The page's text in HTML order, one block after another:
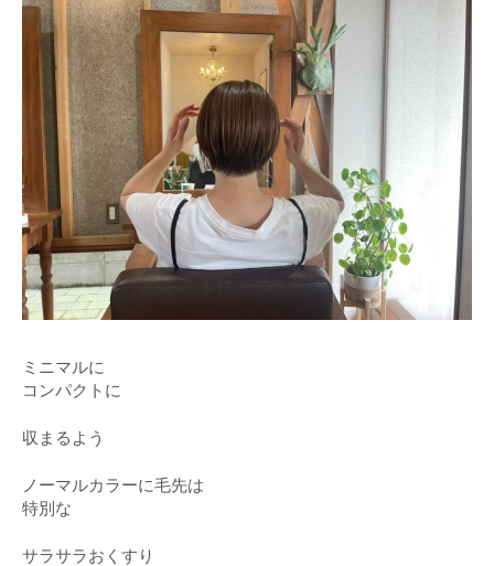
ミニマルに
コンパクトに
収まるよう
ノーマルカラーに毛先は
特別な
サラサラおくすり